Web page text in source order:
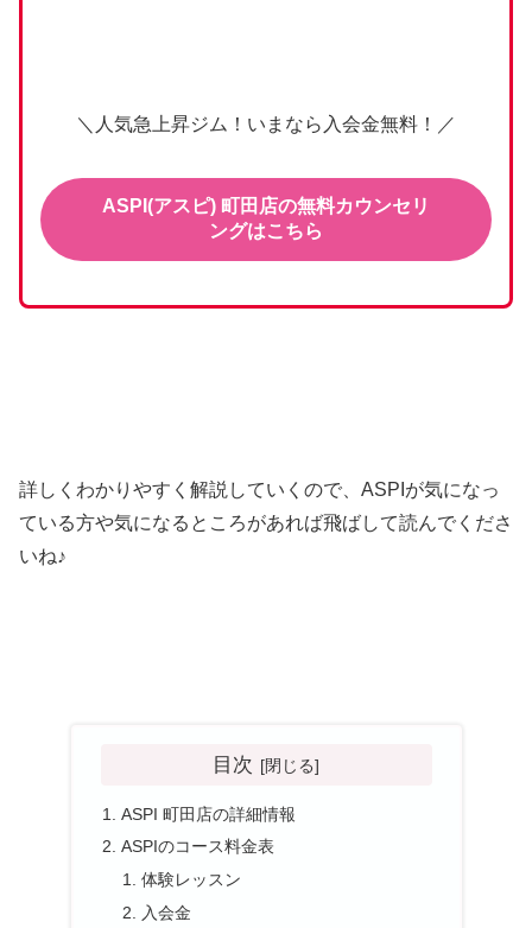
＼人気急上昇ジム！いまなら入会金無料！／
ASPI(アスピ) 町田店の無料カウンセリ
ングはこちら
詳しくわかりやすく解説していくので、ASPIが気になっ
ている方や気になるところがあれば飛ばして読んでくださ
いね♪
目次
ASPI 町田店の詳細情報
ASPIのコース料金表
体験レッスン
入会金